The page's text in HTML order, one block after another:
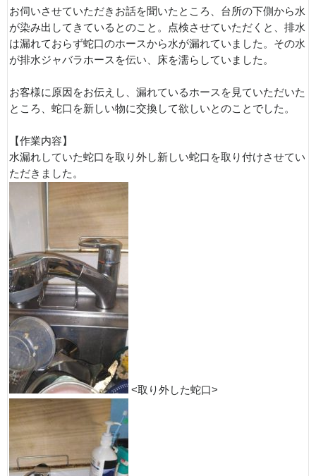
お伺いさせていただきお話を聞いたところ、台所の下側から水
が染み出してきているとのこと。点検させていただくと、排水
は漏れておらず蛇口のホースから水が漏れていました。その水
が排水ジャバラホースを伝い、床を濡らしていました。
お客様に原因をお伝えし、漏れているホースを見ていただいた
ところ、蛇口を新しい物に交換して欲しいとのことでした。
【作業内容】
水漏れしていた蛇口を取り外し新しい蛇口を取り付けさせてい
ただきました。
<取り外した蛇口>